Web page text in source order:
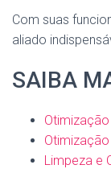
Com suas
aliado
SAIBA
Limpeza e